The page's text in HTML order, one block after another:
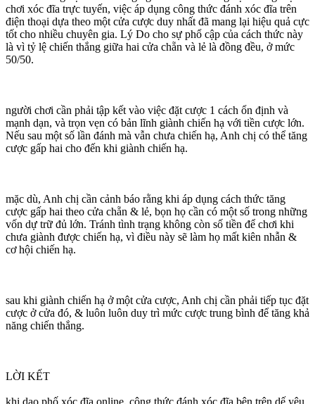
chơi xóc đĩa trực tuyến, việc áp dụng công thức đánh xóc đĩa trên
điện thoại dựa theo một cửa cược duy nhất đã mang lại hiệu quả cực
tốt cho nhiều chuyên gia. Lý Do cho sự phổ cập của cách thức này
là vì tỷ lệ chiến thắng giữa hai cửa chẵn và lẻ là đồng đều, ở mức
50/50.
người chơi cần phải tập kết vào việc đặt cược 1 cách ổn định và
mạnh dạn, và trọn vẹn có bản lĩnh giành chiến hạ với tiền cược lớn.
Nếu sau một số lần đánh mà vẫn chưa chiến hạ, Anh chị có thể tăng
cược gấp hai cho đến khi giành chiến hạ.
mặc dù, Anh chị cần cảnh báo rằng khi áp dụng cách thức tăng
cược gấp hai theo cửa chẵn & lẻ, bọn họ cần có một số trong những
vốn dự trữ đủ lớn. Tránh tình trạng không còn số tiền để chơi khi
chưa giành được chiến hạ, vì điều này sẽ làm họ mất kiên nhẫn &
cơ hội chiến hạ.
sau khi giành chiến hạ ở một cửa cược, Anh chị cần phải tiếp tục đặt
cược ở cửa đó, & luôn luôn duy trì mức cược trung bình để tăng khả
năng chiến thắng.
LỜI KẾT